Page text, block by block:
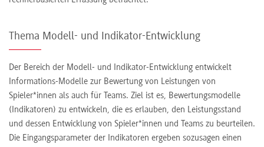
Thema Modell- und Indikator-Entwicklung
Der Bereich der Modell- und Indikator-Entwicklung entwickelt
Informations-Modelle zur Bewertung von Leistungen von
Spieler*innen als auch für Teams. Ziel ist es, Bewertungsmodelle
(Indikatoren) zu entwickeln, die es erlauben, den Leistungsstand
und dessen Entwicklung von Spieler*innen und Teams zu beurteilen.
Die Eingangsparameter der Indikatoren ergeben sozusagen einen